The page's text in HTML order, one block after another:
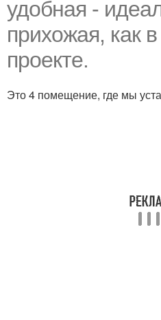
удобная -
прихожая, как
проекте.
Это 4 помещение, где мы